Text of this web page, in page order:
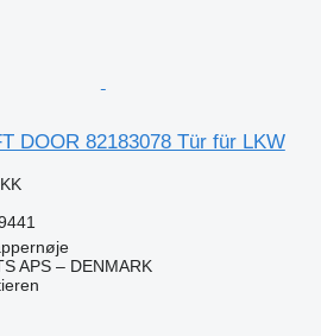
DOOR 82183078 Tür für LKW
APS – DENMARK